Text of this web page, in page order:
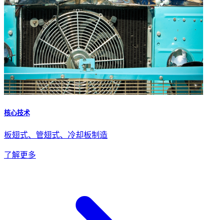
核心技术
板翅式、管翅式、冷却板制造
了解更多